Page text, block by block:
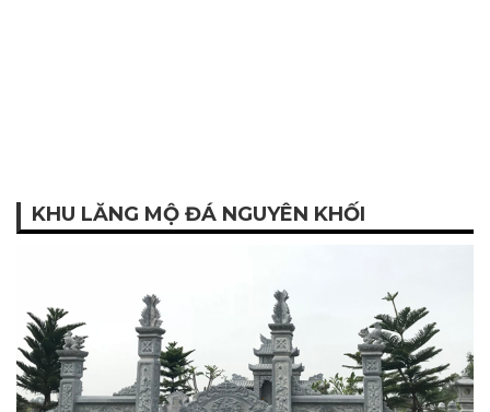
KHU LĂNG MỘ ĐÁ NGUYÊN KHỐI